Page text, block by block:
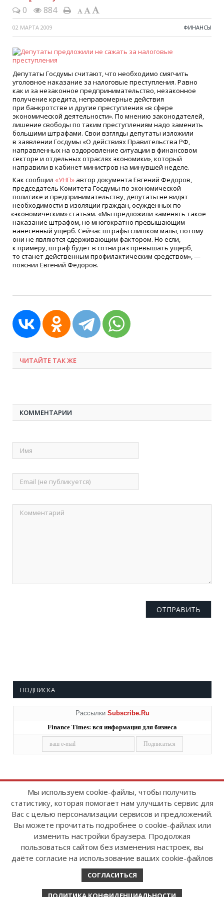
0 884
02 МАРТА 2009 ФИНАНСЫ
Депутаты Госдумы считают, что необходимо смягчить
уголовное наказание за налоговые преступления. Равно
как и за незаконное предпринимательство, незаконное
получение кредита, неправомерные действия
при банкротстве и другие преступления «в сфере
экономической деятельности». По мнению законодателей,
лишение свободы по таким преступлениям надо заменить
большими штрафами. Свои взгляды депутаты изложили
в заявлении Госдумы «О действиях Правительства РФ,
направленных на оздоровление ситуации в финансовом
секторе и отдельных отраслях экономики», который
направили в кабинет министров на минувшей неделе.
Как сообщил «УНП» автор документа Евгений Федоров,
председатель Комитета Госдумы по экономической
политике и предпринимательству, депутаты не видят
необходимости в изоляции граждан, осужденных по
«экономическим» статьям. «Мы предложили заменять такое
наказание штрафом, но многократно превышающим
нанесенный ущерб. Сейчас штрафы слишком малы, потому
они не являются сдерживающим фактором. Но если,
к примеру, штраф будет в сотни раз превышать ущерб,
то станет действенным профилактическим средством», —
пояснил Евгений Федоров.
ЧИТАЙТЕ ТАК ЖЕ
КОММЕНТАРИИ
ПОДПИСКА
Рассылки Subscribe.Ru
Finance Times: вся информация для бизнеса
Copyright © 2008-2026FinanceTimes
Зарегистрировано в Роскомнадзоре
Свидетельство о регистрации СМИ:
серия Эл № ФС77-86300 от 10 ноября 2023 г
Мы используем cookie-файлы, чтобы получить
статистику, которая помогает нам улучшить сервис для
Вас с целью персонализации сервисов и предложений.
Вы можете прочитать подробнее о cookie-файлах или
изменить настройки браузера. Продолжая
пользоваться сайтом без изменения настроек, вы
даёте согласие на использование ваших cookie-файлов
СОГЛАСИТЬСЯ